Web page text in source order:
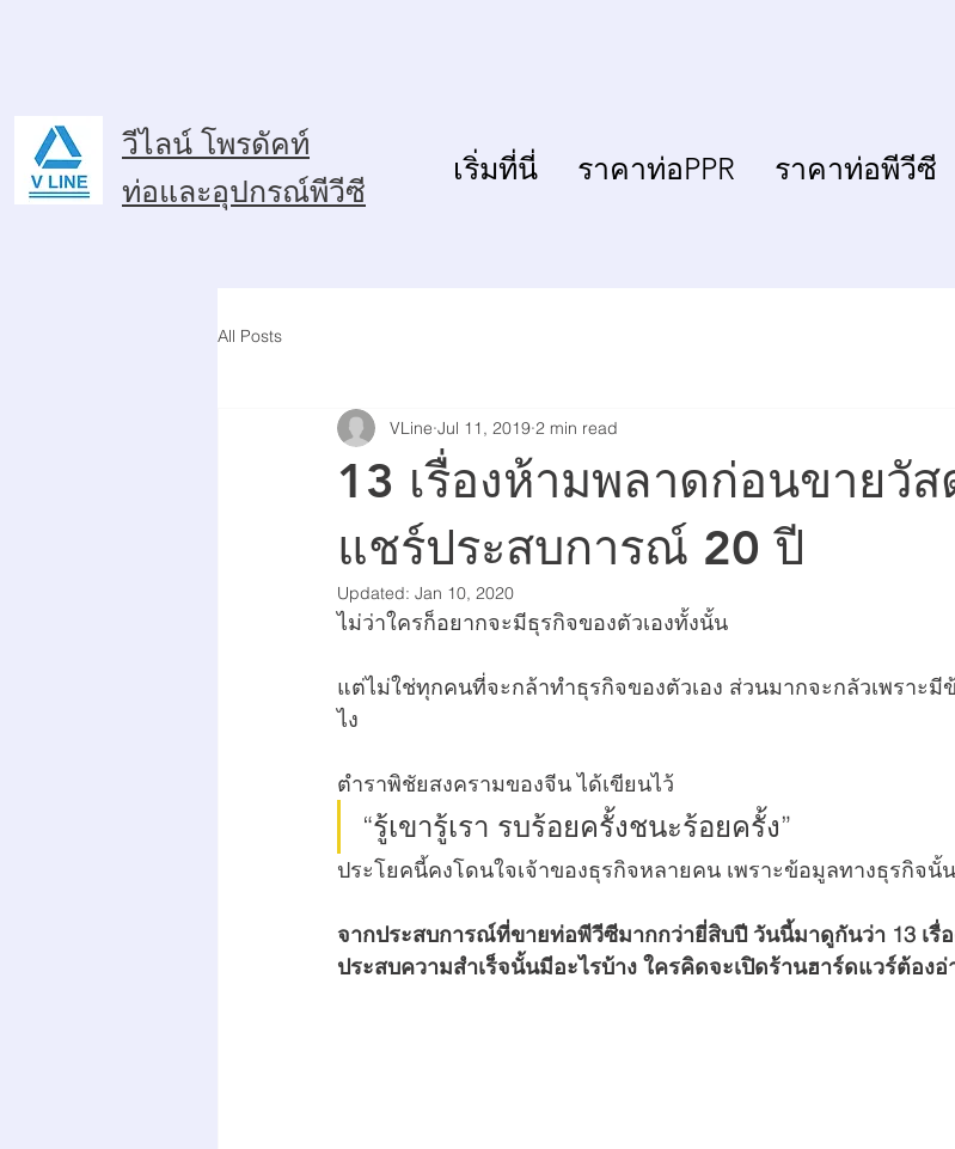
วีไลน์ โพรดัคท์
ท่อและอุปกรณ์พีวีซี
เริ่มที่นี่ ราคาท่อPPR ราคาท่อพีวีซี
All Posts
13 เรื่องห้ามพลาดก่อนขายวัส
แชร์ประสบการณ์ 20 ปี
VLine Jul 11, 2019 2 min read
Updated: Jan 10, 2020
ไม่ว่าใครก็อยากจะมีธุรกิจของตัวเองทั้งนั้น
แต่ไม่ใช่ทุกคนที่จะกล้าทำธุรกิจของตัวเอง ส่วนมากจะกลัวเพราะมี
ไง
ตำราพิชัยสงครามของจีน ได้เขียนไว้
“รู้เขารู้เรา รบร้อยครั้งชนะร้อยครั้ง”
ประโยคนี้คงโดนใจเจ้าของธุรกิจหลายคน เพราะข้อมูลทางธุรกิจนั้
จากประสบการณ์ที่ขายท่อพีวีซีมากกว่ายี่สิบปี วันนี้มาดูกันว่า 13 เรื่
ประสบความสำเร็จนั้นมีอะไรบ้าง ใครคิดจะเปิดร้านฮาร์ดแวร์ต้องอ่